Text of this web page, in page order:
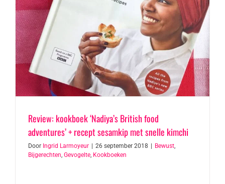
Review: kookboek ‘Nadiya’s British food
adventures’ + recept sesamkip met snelle kimchi
Door Ingrid Larmoyeur 26 september 2018 Bewust,
Bijgerechten, Gevogelte, Kookboeken